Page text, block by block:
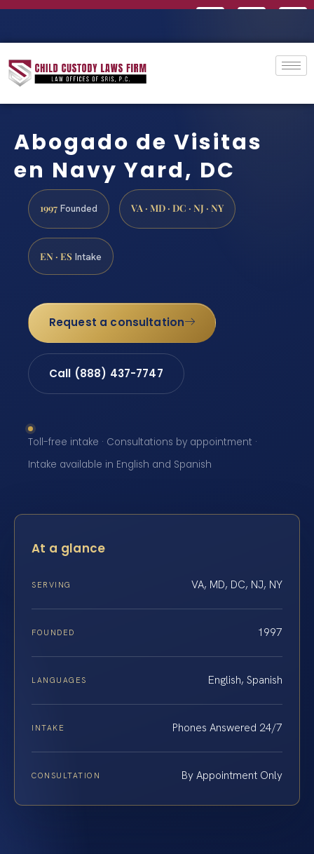
Abogado de Visitas
en Navy Yard, DC
1997 Founded VA · MD · DC · NJ · NY
EN · ES Intake
Request a consultation
Call (888) 437-7747
Toll-free intake · Consultations by appointment ·
Intake available in English and Spanish
At a glance
SERVING VA, MD, DC, NJ, NY
FOUNDED 1997
LANGUAGES English, Spanish
INTAKE Phones Answered 24/7
CONSULTATION By Appointment Only